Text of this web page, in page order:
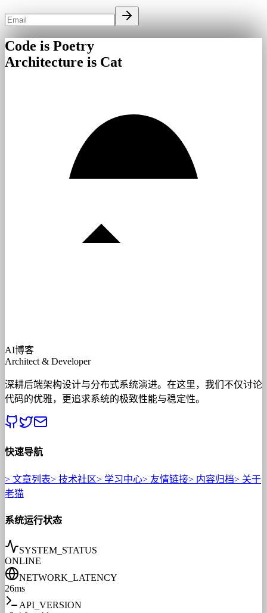
Code is Poetry
Architecture is Cat
AI博客
Architect & Developer
深耕后端架构设计与分布式系统演进。在这里，我们不仅讨论
代码的优雅，更追求系统的极致性能与稳定性。
快速导航
> 文章列表> 技术社区> 学习中心> 友情链接> 内容归档> 关于
老猫
系统运行状态
SYSTEM_STATUS
ONLINE
NETWORK_LATENCY
26ms
API_VERSION